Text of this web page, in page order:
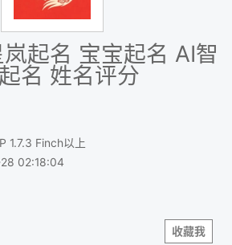
起名 宝宝起名 AI智
名 姓名评分
1.7.3 Finch以上
02:18:04
收藏我